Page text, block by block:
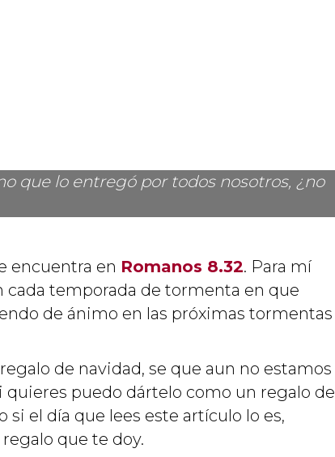
que lo entregó por todos nosotros, ¿no
encuentra en Romanos 8.32. Para mí
cada temporada de tormenta en que
de ánimo en las próximas tormentas
de navidad, se que aun no estamos
quieres puedo dártelo como un regalo de
el día que lees este artículo lo es,
que te doy.